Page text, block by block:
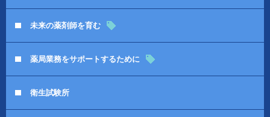
未来の薬剤師を育む
薬局業務をサポートするために
衛生試験所